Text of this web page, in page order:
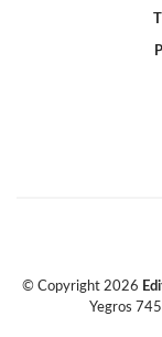
© Copyright 2026
Yegros